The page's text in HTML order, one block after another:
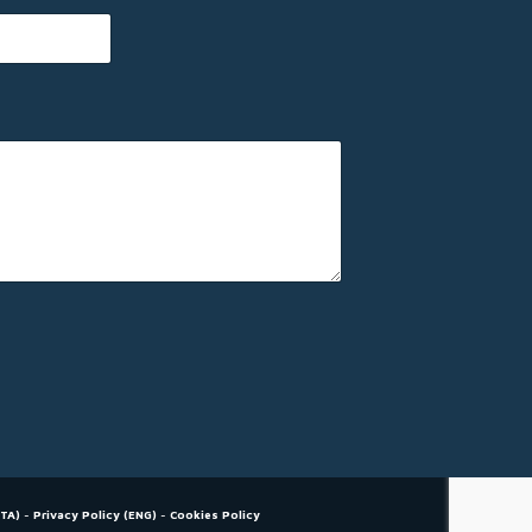
- Privacy Policy (ENG) - Cookies Policy